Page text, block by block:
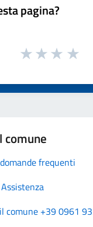
pagina?
comune
frequenti
comune +39 0961